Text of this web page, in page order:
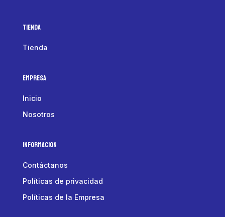
Tienda
Tienda
Empresa
Inicio
Nosotros
Informacion
Contáctanos
Políticas de privacidad
Políticas de la Empresa